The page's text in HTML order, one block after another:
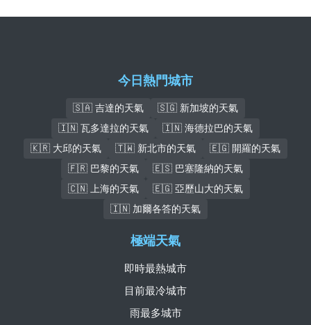
今日熱門城市
🇸🇦 吉達的天氣
🇸🇬 新加坡的天氣
🇮🇳 瓦多達拉的天氣
🇮🇳 海德拉巴的天氣
🇰🇷 大邱的天氣
🇹🇼 新北市的天氣
🇪🇬 開羅的天氣
🇫🇷 巴黎的天氣
🇪🇸 巴塞隆納的天氣
🇨🇳 上海的天氣
🇪🇬 亞歷山大的天氣
🇮🇳 加爾各答的天氣
極端天氣
即時最熱城市
目前最冷城市
雨最多城市